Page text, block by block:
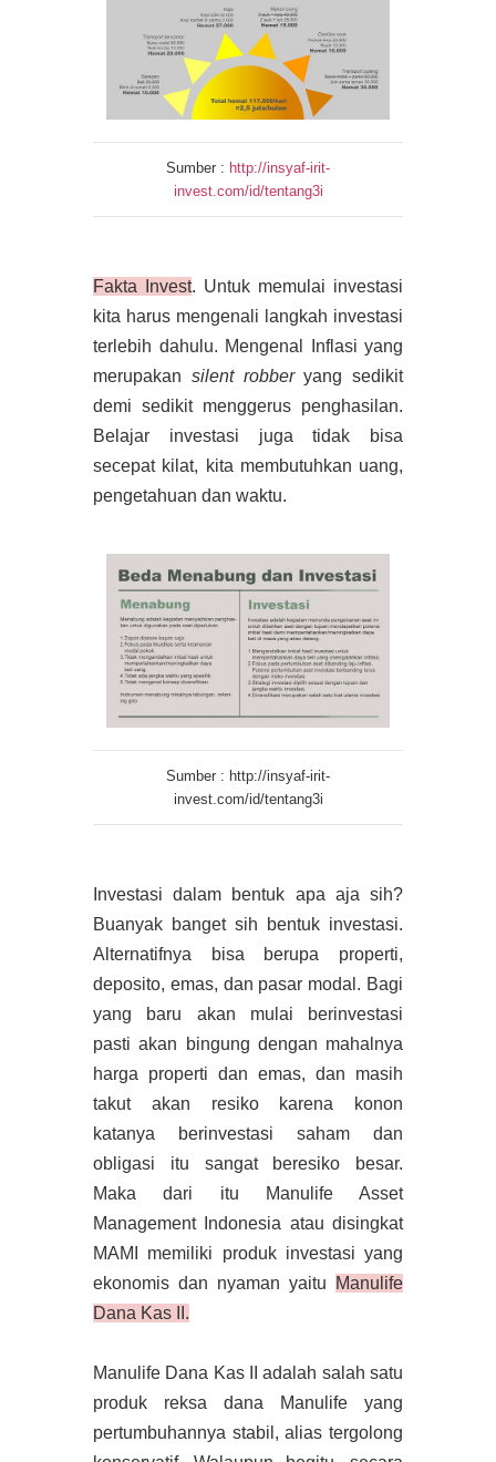
Sumber : http://insyaf-irit-
invest.com/id/tentang3i
Fakta Invest. Untuk memulai investasi
kita harus mengenali langkah investasi
terlebih dahulu. Mengenal Inflasi yang
merupakan silent robberyang sedikit
demi sedikit menggerus penghasilan.
Belajar investasi juga tidak bisa
secepat kilat, kita membutuhkan uang,
pengetahuan dan waktu.
Sumber : http://insyaf-irit-
invest.com/id/tentang3i
Investasi dalam bentuk apa aja sih?
Buanyak banget sih bentuk investasi.
Alternatifnya bisa berupa properti,
deposito, emas, dan pasar modal. Bagi
yang baru akan mulai berinvestasi
pasti akan bingung dengan mahalnya
harga properti dan emas, dan masih
takut akan resiko karena konon
katanya berinvestasi saham dan
obligasi itu sangat beresiko besar.
Maka dari itu Manulife Asset
Management Indonesia atau disingkat
MAMI memiliki produk investasi yang
ekonomis dan nyaman yaitu
Manulife
Dana Kas II.
Manulife Dana Kas II adalah salah satu
produk reksa dana Manulife yang
pertumbuhannya stabil, alias tergolong